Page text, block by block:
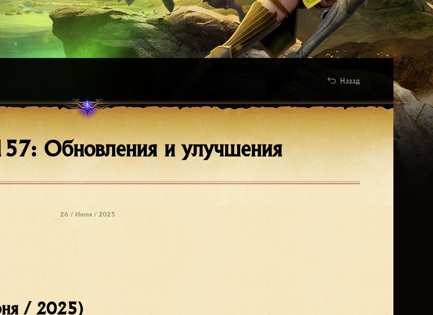
Назад
Обновления и улучшения
26 / Июля / 2025
/ 2025)